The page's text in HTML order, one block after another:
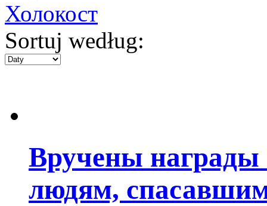
Холокост
Sortuj według:
Вручены
людям,